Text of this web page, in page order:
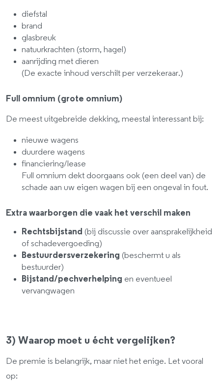
diefstal
brand
glasbreuk
natuurkrachten (storm, hagel)
aanrijding met dieren
(De exacte inhoud verschilt per verzekeraar.)
Full omnium (grote omnium)
De meest uitgebreide dekking, meestal interessant bij:
nieuwe wagens
duurdere wagens
financiering/lease
Full omnium dekt doorgaans ook (een deel van) de
schade aan uw eigen wagen bij een ongeval in fout.
Extra waarborgen die vaak het verschil maken
Rechtsbijstand (bij discussie over aansprakelijkheid
of schadevergoeding)
Bestuurdersverzekering (beschermt u als
bestuurder)
Bijstand/pechverhelping en eventueel
vervangwagen
3) Waarop moet u écht vergelijken?
De premie is belangrijk, maar niet het enige. Let vooral
op: